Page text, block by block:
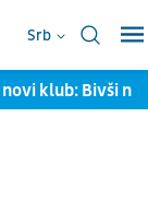
Srb
klub: Bivši